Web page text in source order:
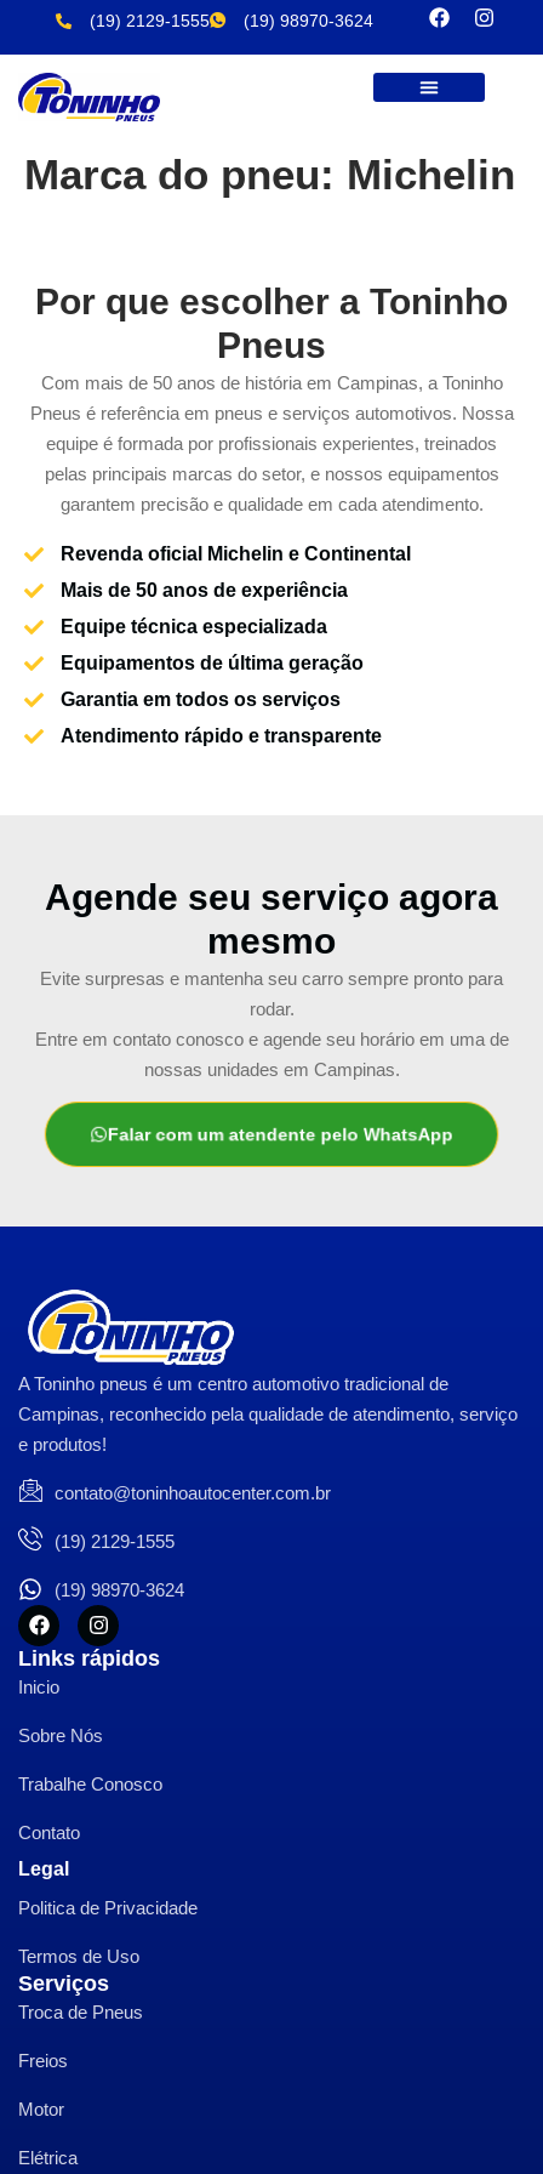
(19) 2129-1555 (19) 98970-3624
Marca do pneu: Michelin
Por que escolher a Toninho
Pneus
Com mais de 50 anos de história em Campinas, a Toninho
Pneus é referência em pneus e serviços automotivos. Nossa
equipe é formada por profissionais experientes, treinados
pelas principais marcas do setor, e nossos equipamentos
garantem precisão e qualidade em cada atendimento.
Revenda oficial Michelin e Continental
Mais de 50 anos de experiência
Equipe técnica especializada
Equipamentos de última geração
Garantia em todos os serviços
Atendimento rápido e transparente
Agende seu serviço agora
mesmo
Evite surpresas e mantenha seu carro sempre pronto para
rodar.
Entre em contato conosco e agende seu horário em uma de
nossas unidades em Campinas.
Falar com um atendente pelo WhatsApp
A Toninho pneus é um centro automotivo tradicional de
Campinas, reconhecido pela qualidade de atendimento, serviço
e produtos!
contato@toninhoautocenter.com.br
(19) 2129-1555
(19) 98970-3624
Links rápidos
Inicio
Sobre Nós
Trabalhe Conosco
Contato
Legal
Politica de Privacidade
Termos de Uso
Serviços
Troca de Pneus
Freios
Motor
Elétrica